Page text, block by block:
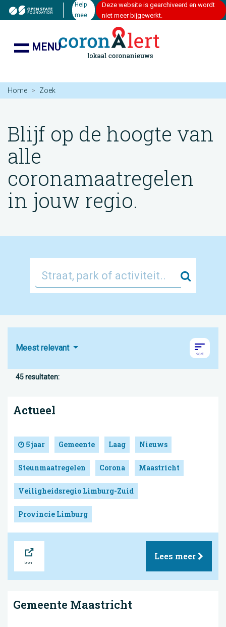
Help
mee
Deze website is gearchiveerd en wordt
niet meer bijgewerkt.
MENU
Home Zoek
Blijf op de hoogte van
alle
coronamaatregelen
in jouw regio.
Zoek
Meest relevant
45 resultaten:
Actueel
5 jaar Gemeente Laag Nieuws
Steunmaatregelen Corona Maastricht
Veiligheidsregio Limburg-Zuid
Provincie Limburg
Lees meer
Gemeente Maastricht